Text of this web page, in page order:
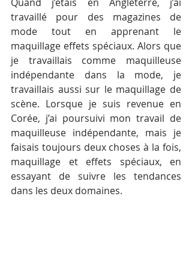
Quand j’étais en Angleterre, j’ai
travaillé pour des magazines de
mode tout en apprenant le
maquillage effets spéciaux. Alors que
je travaillais comme maquilleuse
indépendante dans la mode, je
travaillais aussi sur le maquillage de
scène. Lorsque je suis revenue en
Corée, j’ai poursuivi mon travail de
maquilleuse indépendante, mais je
faisais toujours deux choses à la fois,
maquillage et effets spéciaux, en
essayant de suivre les tendances
dans les deux domaines.